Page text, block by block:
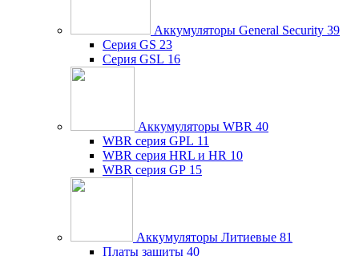
Аккумуляторы General Security 39
Серия GS 23
Серия GSL 16
Аккумуляторы WBR 40
WBR серия GPL 11
WBR серия HRL и HR 10
WBR серия GP 15
Аккумуляторы Литиевые 81
Платы защиты 40